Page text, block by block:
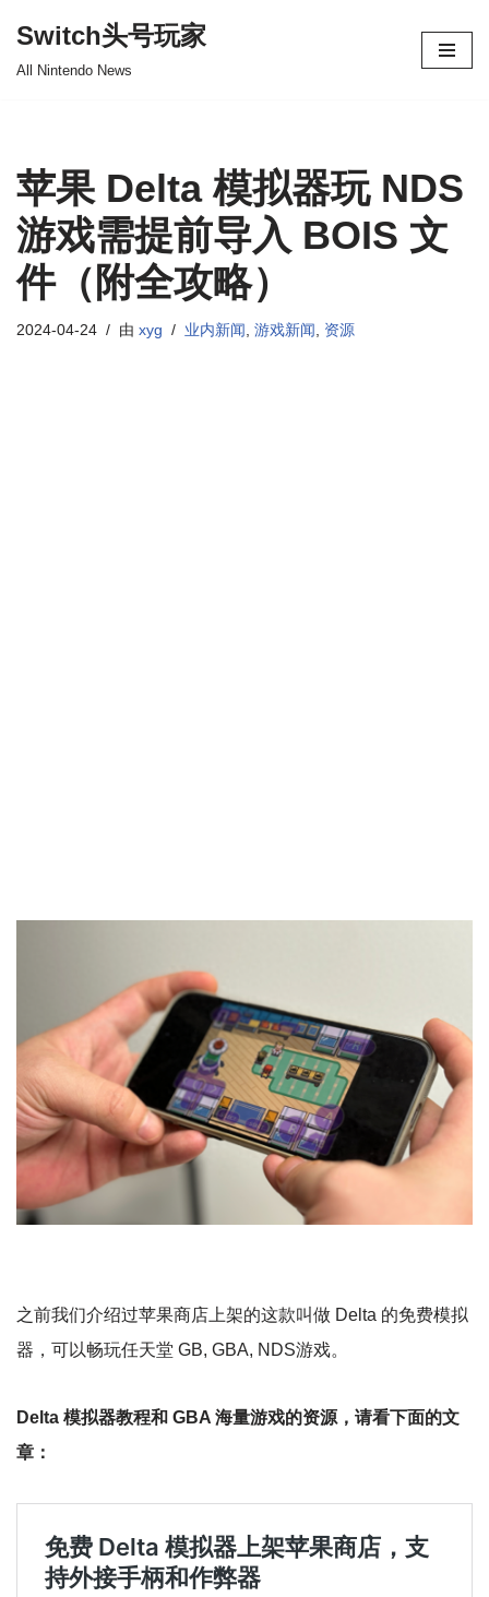
Switch头号玩家
All Nintendo News
苹果 Delta 模拟器玩 NDS
游戏需提前导入 BOIS 文
件（附全攻略）
2024-04-24 由 xyg 业内新闻 游戏新闻 资源
之前我们介绍过苹果商店上架的这款叫做 Delta 的免费模拟
器，可以畅玩任天堂 GB, GBA, NDS游戏。
Delta 模拟器教程和 GBA 海量游戏的资源，请看下面的文
章：